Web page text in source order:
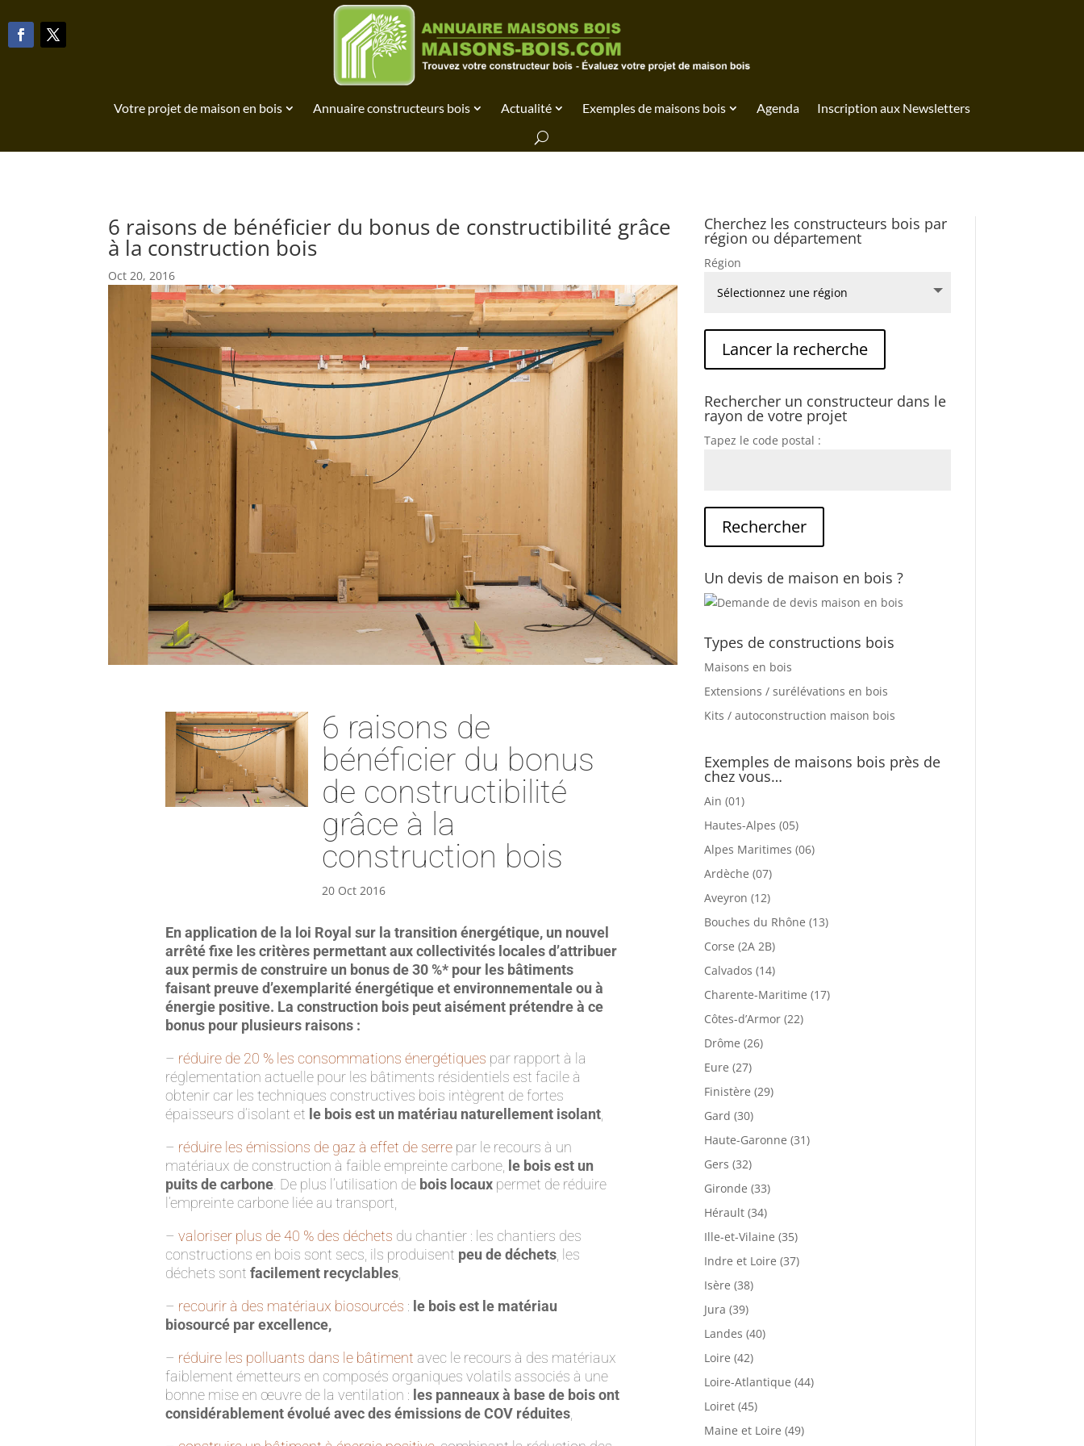
Votre projet de maison en bois Annuaire constructeurs bois Actualité Exemples de maisons bois Agenda Inscription aux Newsletters
6 raisons de bénéficier du bonus de constructibilité grâce
à la construction bois
Oct 20, 2016
6 raisons de
bénéficier du bonus
de constructibilité
grâce à la
construction bois
20 Oct 2016
En application de la loi Royal sur la transition énergétique, un nouvel
arrêté fixe les critères permettant aux collectivités locales d’attribuer
aux permis de construire un bonus de 30 %* pour les bâtiments
faisant preuve d’exemplarité énergétique et environnementale ou à
énergie positive. La construction bois peut aisément prétendre à ce
bonus pour plusieurs raisons :
– réduire de 20 % les consommations énergétiques par rapport à la
réglementation actuelle pour les bâtiments résidentiels est facile à
obtenir car les techniques constructives bois intègrent de fortes
épaisseurs d’isolant et le bois est un matériau naturellement isolant
– réduire les émissions de gaz à effet de serre par le recours à un
matériaux de construction à faible empreinte carbone, le bois est un
puits de carbone . De plus l’utilisation de bois locaux permet de réduire
l’empreinte carbone liée au transport,
–valoriser plus de 40 % des déchets du chantier : les chantiers des
constructions en bois sont secs, ils produisent peu de déchets , les
déchets sontfacilement recyclables
– recourir à des matériaux biosourcés : le bois est le matériau
biosourcé par excellence,
– réduire les polluants dans le bâtiment avec le recours à des matériaux
faiblement émetteurs en composés organiques volatils associés à une
bonne mise en œuvre de la ventilation : les panneaux à base de bois ont
considérablement évolué avec des émissions de COV réduites
Cherchez les constructeurs bois par
région ou département
Région
Rechercher un constructeur dans le
rayon de votre projet
Tapez le code postal :
Un devis de maison en bois ?
Types de constructions bois
Maisons en bois
Extensions / surélévations en bois
Kits / autoconstruction maison bois
Exemples de maisons bois près de
chez vous…
Ain (01)
Hautes-Alpes (05)
Alpes Maritimes (06)
Ardèche (07)
Aveyron (12)
Bouches du Rhône (13)
Corse (2A 2B)
Calvados (14)
Charente-Maritime (17)
Côtes-d’Armor (22)
Drôme (26)
Eure (27)
Finistère (29)
Gard (30)
Haute-Garonne (31)
Gers (32)
Gironde (33)
Hérault (34)
Ille-et-Vilaine (35)
Indre et Loire (37)
Isère (38)
Jura (39)
Landes (40)
Loire (42)
Loire-Atlantique (44)
Loiret (45)
Maine et Loire (49)